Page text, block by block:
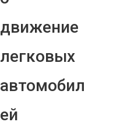
движение
легковых
автомобил
ей